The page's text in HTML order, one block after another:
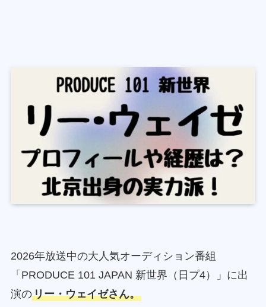
2026年放送中の大人気オーディション番組
「PRODUCE 101 JAPAN 新世界（日プ4）」に出
演のリー・ウェイゼさん。